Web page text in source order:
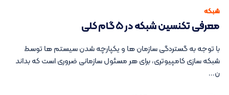
شبکه
معرفی تکنسین شبکه در ۵ گام کلی
با توجه به گستردگی سازمان ها و یکپارچه شدن سیستم ها توسط
شبکه سازی کامپیوتری، برای هر مسئول سازمانی ضروری است که بداند
ن...